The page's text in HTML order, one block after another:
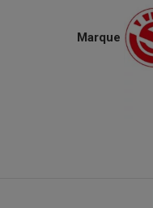
Marque